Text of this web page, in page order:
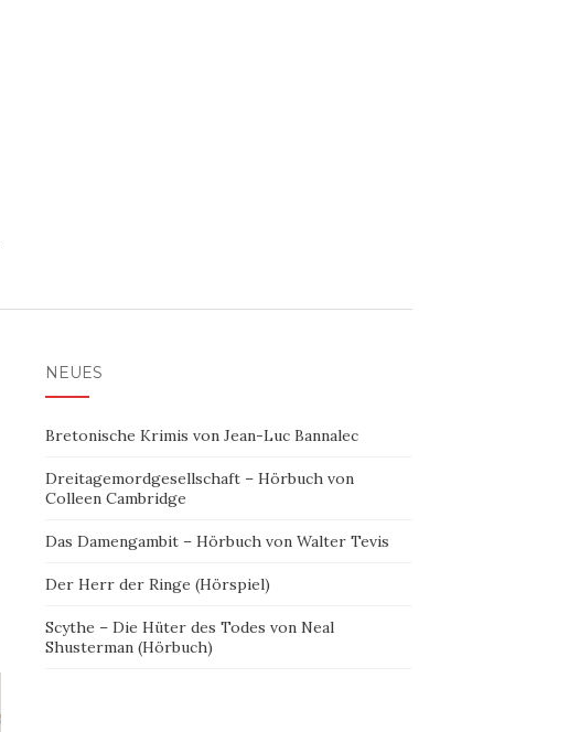
NEUES
Bretonische Krimis von Jean-Luc Bannalec
Dreitagemordgesellschaft – Hörbuch von
Colleen Cambridge
Das Damengambit – Hörbuch von Walter Tevis
Der Herr der Ringe (Hörspiel)
Scythe – Die Hüter des Todes von Neal
Shusterman (Hörbuch)